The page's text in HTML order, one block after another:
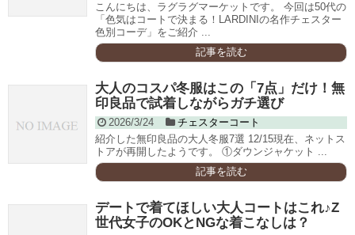
こんにちは、ラグラグマーケットです。 今回は50代の
「色気はコートで決まる！LARDINIの名作チェスター
色別コーデ」をご紹介 ...
記事を読む
大人のコスパ冬服はこの「7点」だけ！無
印良品で試着しながらガチ選び
2026/3/24
チェスターコート
紹介した無印良品の大人冬服7選 12/15現在、ネットス
トアが再開したようです。 ①ダウンジャケット ...
記事を読む
デートで着てほしい大人コートはこれ♪Z
世代女子のOKとNGな着こなしは？